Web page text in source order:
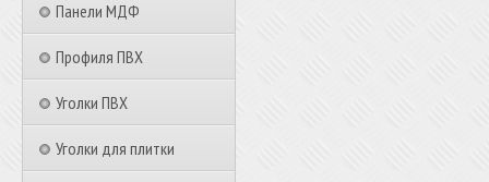
Панели МДФ
Профиля ПВХ
Уголки ПВХ
Уголки для плитки